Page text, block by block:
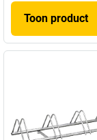
Toon product